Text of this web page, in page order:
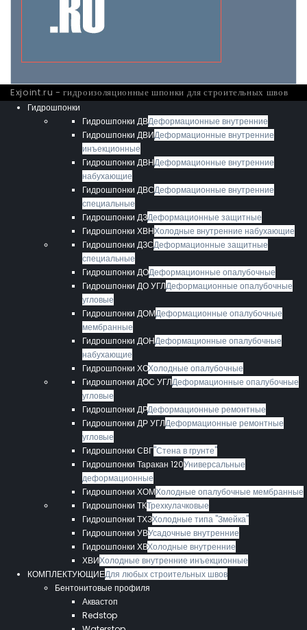
Exjoint.ru - гидроизоляционные шпонки для строительных швов
Гидрошпонки
Гидрошпонки ДВДеформационные внутренние
Гидрошпонки ДВИДеформационные внутренние
инъекционные
Гидрошпонки ДВНДеформационные внутренние
набухающие
Гидрошпонки ДВСДеформационные внутренние
специальные
Гидрошпонки ДЗДеформационные защитные
Гидрошпонки ХВНХолодные внутренние набухающие
Гидрошпонки ДЗСДеформационные защитные
специальные
Гидрошпонки ДОДеформационные опалубочные
Гидрошпонки ДО УГЛДеформационные опалубочные
угловые
Гидрошпонки ДОМДеформационные опалубочные
мембранные
Гидрошпонки ДОНДеформационные опалубочные
набухающие
Гидрошпонки ХОХолодные опалубочные
Гидрошпонки ДОС УГЛДеформационные опалубочные
угловые
Гидрошпонки ДРДеформационные ремонтные
Гидрошпонки ДР УГЛДеформационные ремонтные
угловые
Гидрошпонки СВГ"Стена в грунте"
Гидрошпонки Таракан 120Универсальные
деформационные
Гидрошпонки ХОМХолодные опалубочные мембранные
Гидрошпонки ТКТрехкулачковые
Гидрошпонки ТХЗХолодные типа "Змейка"
Гидрошпонки УВУсадочные внутренние
Гидрошпонки ХВХолодные внутренние
ХВИХолодные внутренние инъекционные
КОМПЛЕКТУЮЩИЕДля любых строительных швов
Бентонитовые профиля
Аквастоп
Redstop